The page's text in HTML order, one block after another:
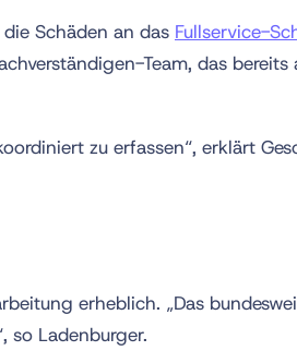
Schäden an das Fullservice-
Team, das
zu erfassen“, erklärt
erheblich. „Das
so Ladenburger.